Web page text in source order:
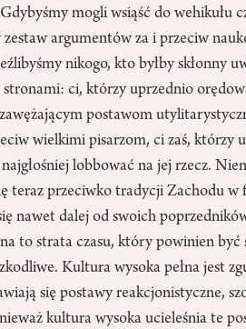
mogli wsiąść do wehikułu
zestaw argumentów za i przeciw
nikogo, kto byłby skłonny
ci, którzy uprzednio
postawom
wielkimi pisarzom, ci zaś, którzy
lobbować na jej rzecz.
teraz przeciwko tradycji Zachodu w
nawet dalej od swoich
to strata czasu, który powinien być
Kultura wysoka pełna jest
się postawy reakcjonistyczne,
kultura wysoka ucieleśnia te